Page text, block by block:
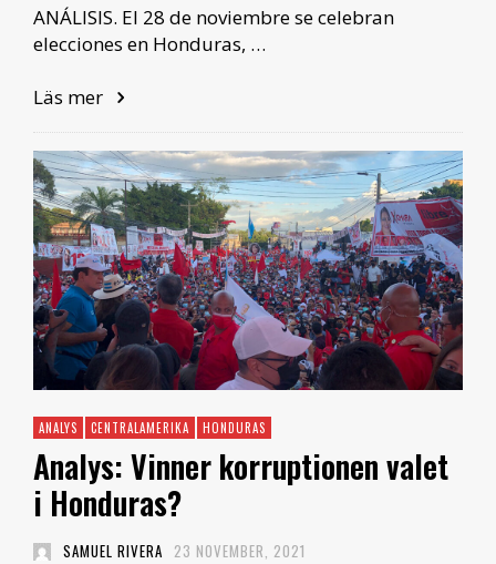
ANÁLISIS. El 28 de noviembre se celebran
elecciones en Honduras, …
Läs mer
ANALYS CENTRALAMERIKA HONDURAS
Analys: Vinner korruptionen valet
i Honduras?
SAMUEL RIVERA 23 NOVEMBER, 2021